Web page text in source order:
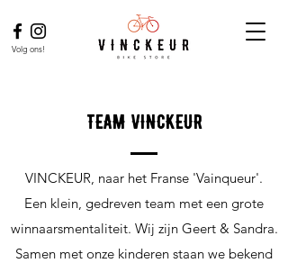
Volg ons!
TEAM VINCKEUR
VINCKEUR, naar het Franse 'Vainqueur'.
Een klein, gedreven team met een grote
winnaarsmentaliteit. Wij zijn Geert & Sandra.
Samen met onze kinderen staan we bekend